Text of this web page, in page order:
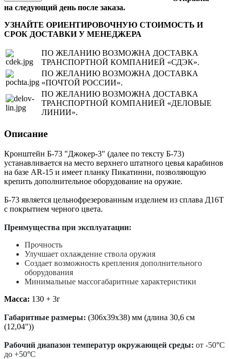
на следующий день после заказа.
УЗНАЙТЕ ОРИЕНТИРОВОЧНУЮ СТОИМОСТЬ И
СРОК ДОСТАВКИ У МЕНЕДЖЕРА
ПО ЖЕЛАНИЮ ВОЗМОЖНА ДОСТАВКА
ТРАНСПОРТНОЙ КОМПАНИЕЙ «СДЭК».
ПО ЖЕЛАНИЮ ВОЗМОЖНА ДОСТАВКА
«ПОЧТОЙ РОССИИ».
ПО ЖЕЛАНИЮ ВОЗМОЖНА ДОСТАВКА
ТРАНСПОРТНОЙ КОМПАНИЕЙ «ДЕЛОВЫЕ
ЛИНИИ».
Описание
Кронштейн Б-73 "Джокер-3" (далее по тексту Б-73)
устанавливается на место верхнего штатного цевья карабинов
на базе AR-15 и имеет планку Пикатинни, позволяющую
крепить дополнительное оборудование на оружие.
Б-73 является цельнофрезерованным изделием из сплава Д16Т
с покрытием черного цвета.
Преимущества при эксплуатации:
Прочность
Улучшает охлаждение ствола оружия
Создает возможность крепления дополнительного
оборудования
Минимальные массогабаритные характеристики
Масса: 130 + 3г
Габаритные размеры: (306х39х38) мм (длина 30,6 см
(12,04"))
Рабочий диапазон температур окружающей среды: от -50°С
до +50°С